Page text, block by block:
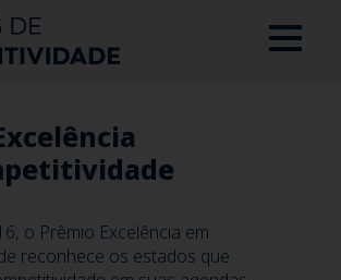
o Prêmio Excelência em
reconhece os estados que